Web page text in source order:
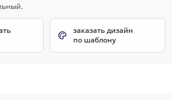
заказать дизайн
по шаблону